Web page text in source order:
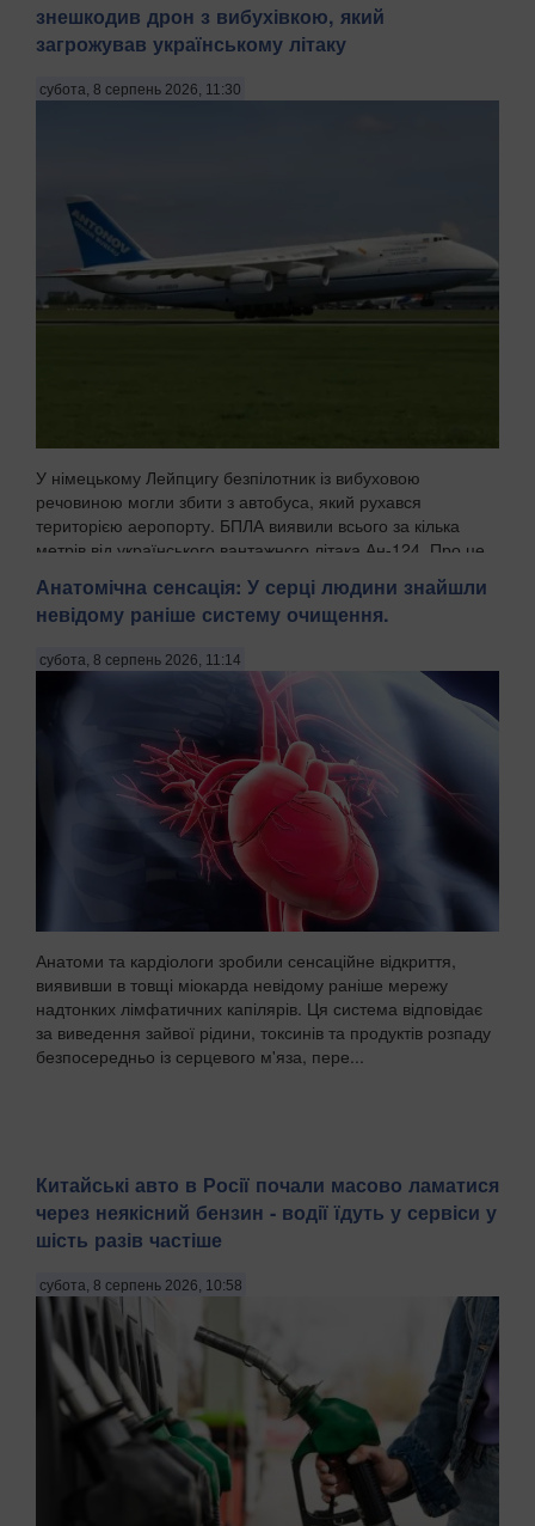
знешкодив дрон з вибухівкою, який
загрожував українському літаку
субота, 8 серпень 2026, 11:30
У німецькому Лейпцигу безпілотник із вибуховою
речовиною могли збити з автобуса, який рухався
територією аеропорту. БПЛА виявили всього за кілька
метрів від українського вантажного літака Ан-124. Про це
Анатомічна сенсація: У серці людини знайшли
невідому раніше систему очищення.
субота, 8 серпень 2026, 11:14
Анатоми та кардіологи зробили сенсаційне відкриття,
виявивши в товщі міокарда невідому раніше мережу
надтонких лімфатичних капілярів. Ця система відповідає
за виведення зайвої рідини, токсинів та продуктів розпаду
безпосередньо із серцевого м'яза, пере...
Китайські авто в Росії почали масово ламатися
через неякісний бензин - водії їдуть у сервіси у
шість разів частіше
субота, 8 серпень 2026, 10:58